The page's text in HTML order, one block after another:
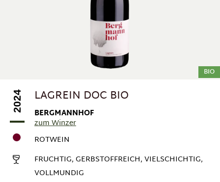
2024 LAGREIN DOC BIO
BERGMANNHOF
zum Winzer
ROTWEIN
FRUCHTIG, GERBSTOFFREICH, VIELSCHICHTIG,
VOLLMUNDIG
BIO